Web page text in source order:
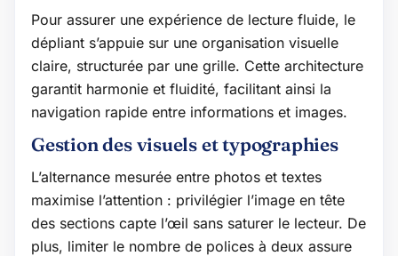
Pour assurer une expérience de lecture fluide, le
dépliant s’appuie sur une organisation visuelle
claire, structurée par une grille. Cette architecture
garantit harmonie et fluidité, facilitant ainsi la
navigation rapide entre informations et images.
Gestion des visuels et typographies
L’alternance mesurée entre photos et textes
maximise l’attention : privilégier l’image en tête
des sections capte l’œil sans saturer le lecteur. De
plus, limiter le nombre de polices à deux assure